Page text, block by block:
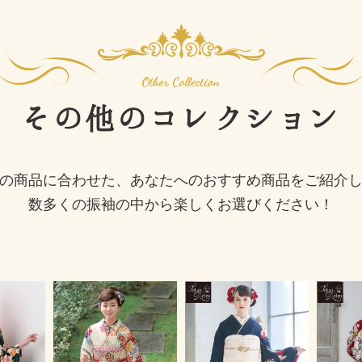
その他の コレクション
商品に合わせた、あなたへのおすすめ商品をご紹介
数多くの振袖の中から楽しくお選びください！